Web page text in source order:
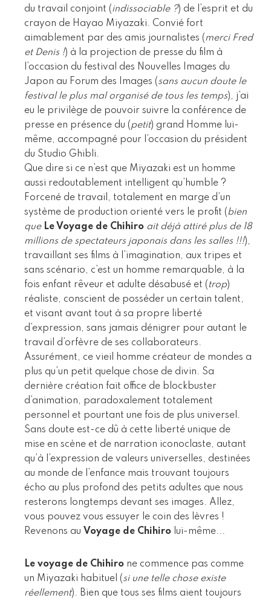
du travail conjoint (indissociable ?) de l’esprit et du
crayon de Hayao Miyazaki. Convié fort
aimablement par des amis journalistes (merci Fred
et Denis !) à la projection de presse du film à
l’occasion du festival des Nouvelles Images du
Japon au Forum des Images (sans aucun doute le
festival le plus mal organisé de tous les temps), j’ai
eu le privilège de pouvoir suivre la conférence de
presse en présence du (petit) grand Homme lui-
même, accompagné pour l’occasion du président
du Studio Ghibli.
Que dire si ce n’est que Miyazaki est un homme
aussi redoutablement intelligent qu’humble ?
Forcené de travail, totalement en marge d’un
système de production orienté vers le profit (bien
que Le Voyage de Chihiro ait déjà attiré plus de 18
millions de spectateurs japonais dans les salles !!!),
travaillant ses films à l’imagination, aux tripes et
sans scénario, c’est un homme remarquable, à la
fois enfant rêveur et adulte désabusé et ( trop)
réaliste, conscient de posséder un certain talent,
et visant avant tout à sa propre liberté
d’expression, sans jamais dénigrer pour autant le
travail d’orfèvre de ses collaborateurs.
Assurément, ce vieil homme créateur de mondes a
plus qu’un petit quelque chose de divin. Sa
dernière création fait office de blockbuster
d’animation, paradoxalement totalement
personnel et pourtant une fois de plus universel.
Sans doute est-ce dû à cette liberté unique de
mise en scène et de narration iconoclaste, autant
qu’à l’expression de valeurs universelles, destinées
au monde de l’enfance mais trouvant toujours
écho au plus profond des petits adultes que nous
resterons longtemps devant ses images. Allez,
vous pouvez vous essuyer le coin des lèvres !
Revenons au Voyage de Chihiro lui-même...
Le voyage de Chihiro ne commence pas comme
un Miyazaki habituel (si une telle chose existe
réellement). Bien que tous ses films aient toujours